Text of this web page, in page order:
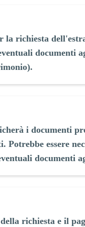
la richiesta
documenti
i documenti
Potrebbe essere
documenti
richiesta e il